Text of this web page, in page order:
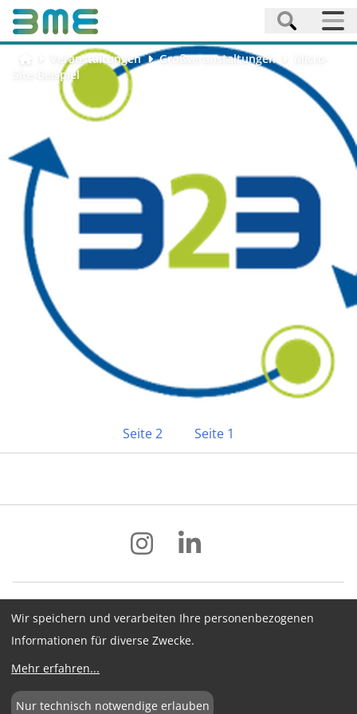
Veranstaltungen Großveranstaltungen
Site-Beispiel
Seite 2 Seite 1
Impressum Datenschutz
AGB
Hinweisgebersystem
Newsletter
Cookie-Konfiguration
Wir speichern und verarbeiten Ihre personenbezogenen
Informationen für diverse Zwecke.
Mehr erfahren...
Nur technisch notwendige erlauben